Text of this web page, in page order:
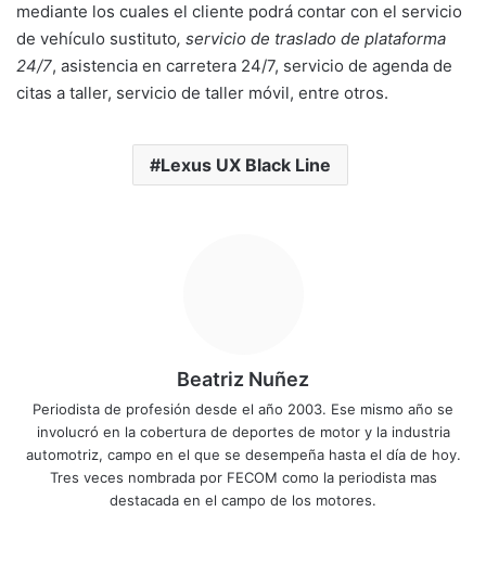
mediante los cuales el cliente podrá contar con el servicio
de vehículo sustituto, servicio de traslado de plataforma
24/7, asistencia en carretera 24/7, servicio de agenda de
citas a taller, servicio de taller móvil, entre otros.
Lexus UX Black Line
Beatriz Nuñez
Periodista de profesión desde el año 2003. Ese mismo año se
involucró en la cobertura de deportes de motor y la industria
automotriz, campo en el que se desempeña hasta el día de hoy.
Tres veces nombrada por FECOM como la periodista mas
destacada en el campo de los motores.